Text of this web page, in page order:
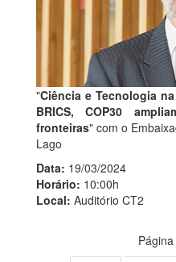
"Ciência e Tecnologia
BRICS, COP30
fronteiras" com o
Lago
Data: 19/03/2024
Horário: 10:00h
Local: Auditório CT2